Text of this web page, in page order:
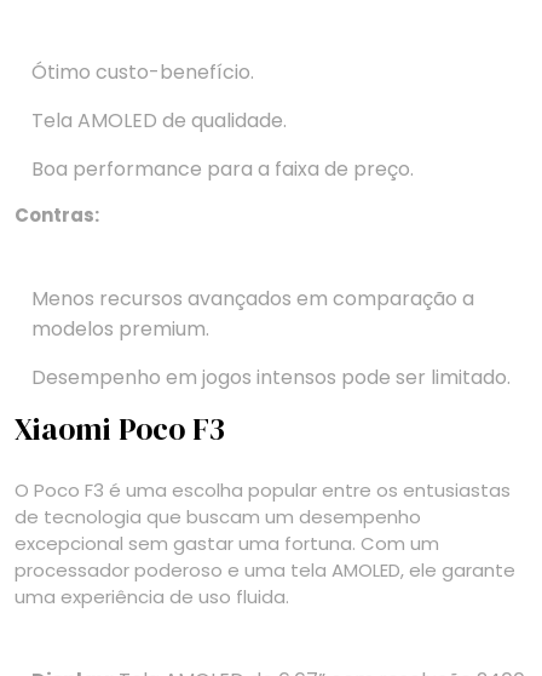
Ótimo custo-benefício.
Tela AMOLED de qualidade.
Boa performance para a faixa de preço.
Contras:
Menos recursos avançados em comparação a
modelos premium.
Desempenho em jogos intensos pode ser limitado.
Xiaomi Poco F3
O Poco F3 é uma escolha popular entre os entusiastas
de tecnologia que buscam um desempenho
excepcional sem gastar uma fortuna. Com um
processador poderoso e uma tela AMOLED, ele garante
uma experiência de uso fluida.